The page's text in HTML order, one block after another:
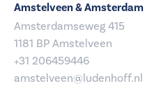
Amstelveen & Amsterdam
Amsterdamseweg 415
1181 BP Amstelveen
+31 206459446
amstelveen@ludenhoff.nl